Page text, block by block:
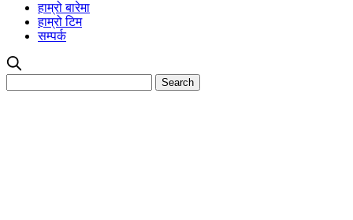
हाम्रो बारेमा
हाम्रो टिम
सम्पर्क